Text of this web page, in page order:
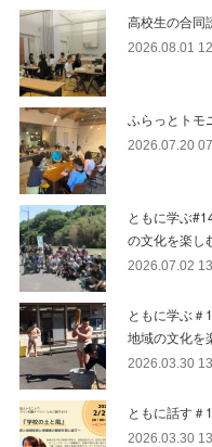
高校生の合同
2026.08.01
ふらっとトモ
2026.07.20
ともに学ぶ
の文化を楽し
2026.07.02
ともに学ぶ＃
地域の文化を
2026.03.30
ともに話す＃
2026.03.30